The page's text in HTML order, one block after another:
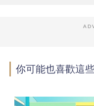
你可能也喜歡這